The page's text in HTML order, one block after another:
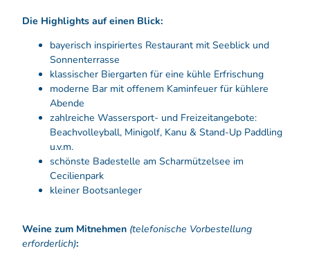
Die Highlights auf einen Blick:
bayerisch inspiriertes Restaurant mit Seeblick und
Sonnenterrasse
klassischer Biergarten für eine kühle Erfrischung
moderne Bar mit offenem Kaminfeuer für kühlere
Abende
zahlreiche Wassersport- und Freizeitangebote:
Beachvolleyball, Minigolf, Kanu & Stand-Up Paddling
u.v.m.
schönste Badestelle am Scharmützelsee im
Cecilienpark
kleiner Bootsanleger
Weine zum Mitnehmen (telefonische Vorbestellung
erforderlich):